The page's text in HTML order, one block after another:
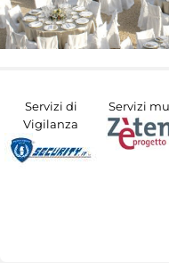
Servizi di
Vigilanza
Servizi